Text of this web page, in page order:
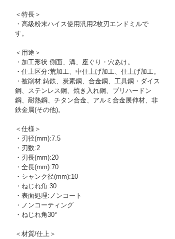
＜特長＞
・高級粉末ハイス使用汎用2枚刃エンドミルで
す。
＜用途＞
・加工形状:側面、溝、座ぐり・穴あけ。
・仕上区分:荒加工、中仕上げ加工、仕上げ加工。
・被削材:鋳鉄、炭素鋼、合金鋼、工具鋼・ダイス
鋼、ステンレス鋼、焼き入れ鋼、プリハードン
鋼、耐熱鋼、チタン合金、アルミ合金展伸材、非
鉄金属(その他)。
＜仕様＞
・刃径(mm):7.5
・刃数:2
・刃長(mm):20
・全長(mm):70
・シャンク径(mm):10
・ねじれ角:30
・表面処理:ノンコート
・ノンコーティング
・ねじれ角30°
＜材質/仕上＞